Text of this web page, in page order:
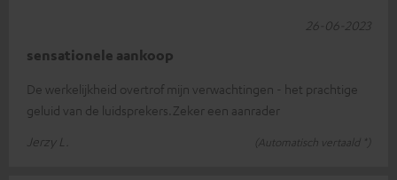
sensationele aankoop
De werkelijkheid overtrof mijn verwachtingen - het prachtige
geluid van de luidsprekers.Zeker een aanrader
Jerzy L.
(Automatisch vertaald *)
26-06-2023